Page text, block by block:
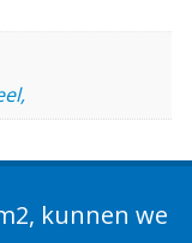
kunnen we